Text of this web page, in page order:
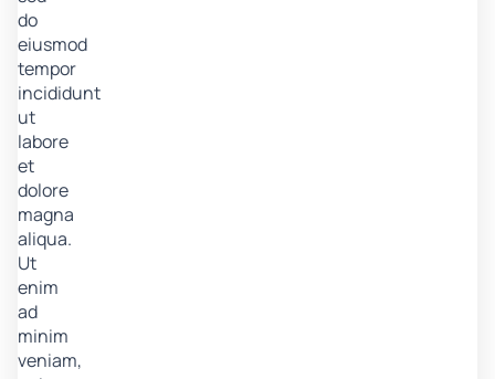
do
eiusmod
tempor
incididunt
ut
labore
et
dolore
magna
aliqua.
Ut
enim
ad
minim
veniam,